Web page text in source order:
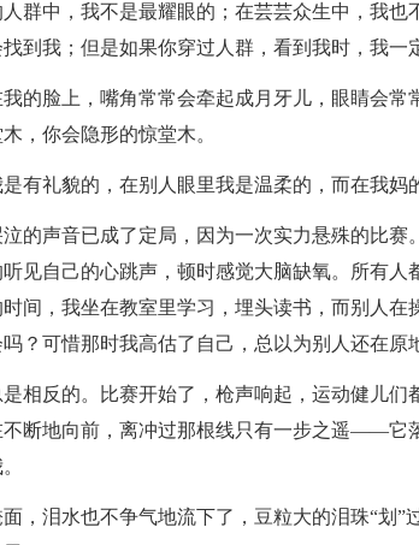
群中，我不是最耀眼的；在芸芸众生中，我也
到我；但是如果你穿过人群，看到我时，我一
的脸上，嘴角常常会牵起成月牙儿，眼睛会常
，你会隐形的惊堂木。
有礼貌的，在别人眼里我是温柔的，而在我妈
的声音已成了定局，因为一次实力悬殊的比赛
见自己的心跳声，顿时感觉大脑缺氧。所有人
间，我坐在教室里学习，埋头读书，而别人在
？可惜那时我高估了自己，总以为别人还在原
相反的。比赛开始了，枪声响起，运动健儿们
断地向前，离冲过那根线只有一步之遥——它
，泪水也不争气地流下了，豆粒大的泪珠“划”